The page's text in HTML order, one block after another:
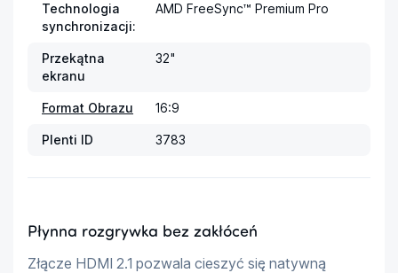
Technologia
synchronizacji:
AMD FreeSync™ Premium Pro
Przekątna
ekranu
32"
Format Obrazu 16:9
Plenti ID 3783
Płynna rozgrywka bez zakłóceń
Złącze HDMI 2.1 pozwala cieszyć się natywną